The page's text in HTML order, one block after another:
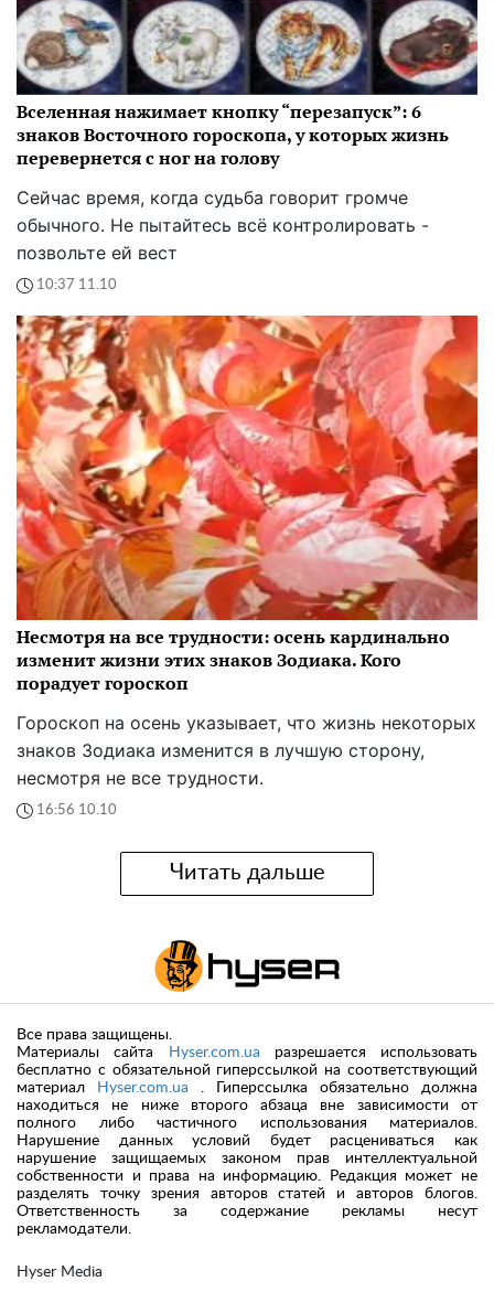
Вселенная нажимает кнопку “перезапуск”: 6
знаков Восточного гороскопа, у которых жизнь
перевернется с ног на голову
Сейчас время, когда судьба говорит громче
обычного. Не пытайтесь всё контролировать -
позвольте ей вест
10:37 11.10
Несмотря на все трудности: осень кардинально
изменит жизни этих знаков Зодиака. Кого
порадует гороскоп
Гороскоп на осень указывает, что жизнь некоторых
знаков Зодиака изменится в лучшую сторону,
несмотря не все трудности.
16:56 10.10
Читать дальше
Hyser Media
Все права защищены.
Материалы сайта
Hyser.com.ua разрешается использовать
бесплатно с обязательной гиперссылкой на соответствующий
материал
Hyser.com.ua . Гиперссылка обязательно должна
находиться не ниже второго абзаца вне зависимости от
полного либо частичного использования материалов.
Нарушение данных условий будет расцениваться как
нарушение защищаемых законом прав интеллектуальной
собственности и права на информацию. Редакция может не
разделять точку зрения авторов статей и авторов блогов.
Ответственность за содержание рекламы несут
рекламодатели.